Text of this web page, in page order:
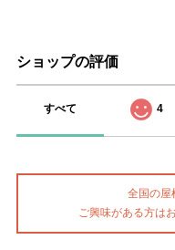
ショップの評価
すべて 4
全国の屋
ご興味がある方は